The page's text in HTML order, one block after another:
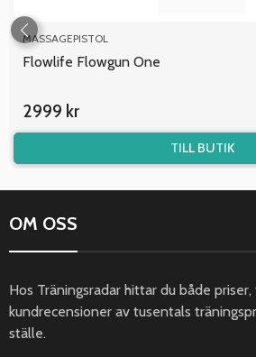
MASSAGEPISTOL
Flowlife Flowgun One
2999 kr
TILL BUTIK
OM OSS
Hos Träningsradar hittar du både
kundrecensioner av tusentals
ställe.